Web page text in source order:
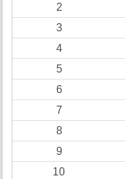
2
3
4
5
6
7
8
9
10